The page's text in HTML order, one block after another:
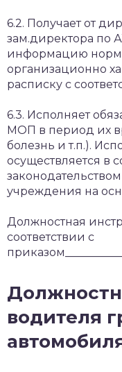
6.2. Получает от
зам.директора по
информацию
организационно
расписку с
6.3. Исполняет
МОП в период их
болезнь и т.п.).
осуществляется в
учреждения на
Должностная
соответствии с
водителя